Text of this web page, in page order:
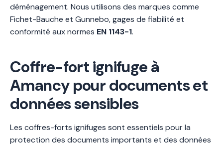
déménagement. Nous utilisons des marques comme
Fichet-Bauche et Gunnebo, gages de fiabilité et
conformité aux normes EN 1143-1.
Coffre-fort ignifuge à
Amancy pour documents et
données sensibles
Les coffres-forts ignifuges sont essentiels pour la
protection des documents importants et des données